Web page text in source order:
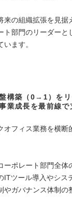
の組織拡張を見据
ト部門のリーダー
ます。
構築（0→1）を
業成長を最前線
フィス業務を横断
ーポレート部門全
ツール導入やシス
やガバナンス体制の